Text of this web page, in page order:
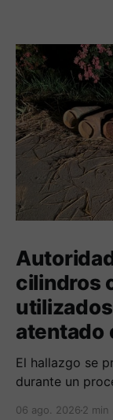
cilindros
atentado
El hallazgo se
durante un
06 ago. 2026 2 min